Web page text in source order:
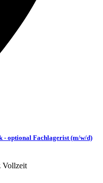
optional Fachlagerist (m/w/d)
Vollzeit